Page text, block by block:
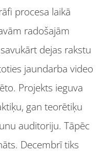
procesa laikā
radošajām
dejas rakstu
jaundarba video
Projekts ieguva
gan teorētiķu
auditoriju. Tāpēc
Decembrī tiks